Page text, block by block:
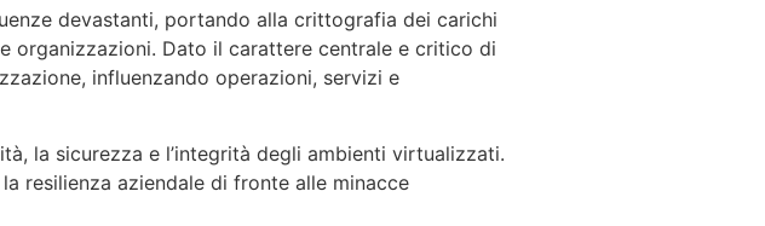
devastanti, portando alla crittografia dei carichi
organizzazioni. Dato il carattere centrale e critico di
influenzando operazioni, servizi e
la sicurezza e l’integrità degli ambienti virtualizzati.
resilienza aziendale di fronte alle minacce